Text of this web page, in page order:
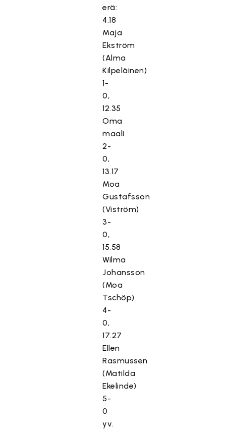
erä:
4.18
Maja
Ekström
(Alma
Kilpeläinen)
1-
0,
12.35
Oma
maali
2-
0,
13.17
Moa
Gustafsson
(Viström)
3-
0,
15.58
Wilma
Johansson
(Moa
Tschöp)
4-
0,
17.27
Ellen
Rasmussen
(Matilda
Ekelinde)
5-
0
yv.